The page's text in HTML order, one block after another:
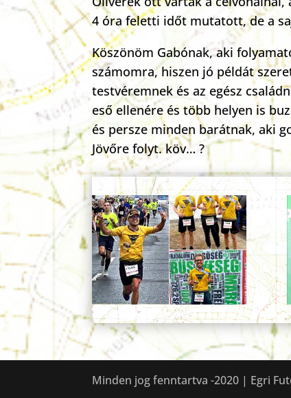
4 óra feletti időt mutatott, de a
Köszönöm Gabónak, aki
számomra, hiszen jó példát
testvéremnek és az egész
eső ellenére és több helyen is
és persze minden barátnak, aki
Jövőre folyt. köv… ?
Minden jog fenntartva -2020 | Egri